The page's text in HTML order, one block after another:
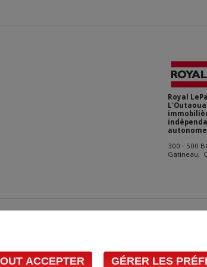
ACCEPTER GÉRER LES
Royal
300 - 500
Gatineau,
de façon indépendante. Aucune garantie ni représentation de quelque nature
actuellement sous contrat. REALTOR®, REALTORS® et le logo REALTOR®
de l'immeuble sont propriétaires. Les marques de commerce REALTOR® servent
S.I.A.® /MLS®, Service inter-agences®, et leurs logos respectifs sont la